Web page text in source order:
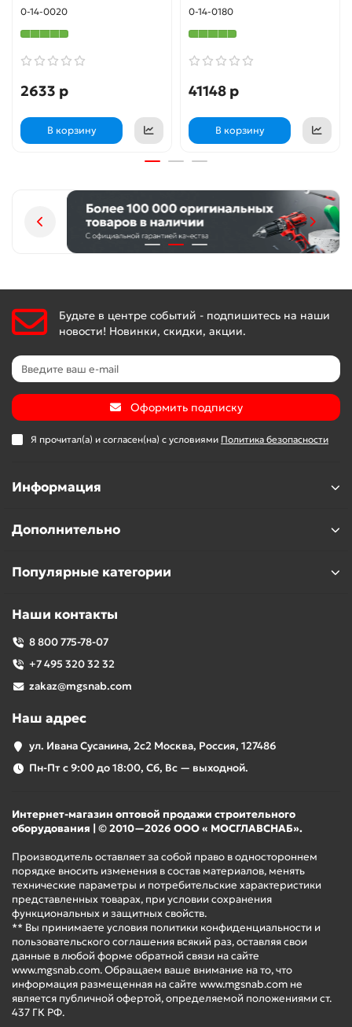
0-14-0020
2633 р
В корзину
0-14-0180
41148 р
В корзину
Будьте в центре событий - подпишитесь на наши
новости! Новинки, скидки, акции.
Оформить подписку
Я прочитал(а) и согласен(на) с условиями Политика безопасности
Информация
Дополнительно
Популярные категории
Наши контакты
8 800 775-78-07
+7 495 320 32 32
zakaz@mgsnab.com
Наш адрес
ул. Ивана Сусанина, 2с2 Москва, Россия, 127486
Пн-Пт с 9:00 до 18:00, Сб, Вс — выходной.
Интернет-магазин оптовой продажи строительного
оборудования | © 2010—2026 ООО « МОСГЛАВСНАБ».
Производитель оставляет за собой право в одностороннем
порядке вносить изменения в состав материалов, менять
технические параметры и потребительские характеристики
представленных товарах, при условии сохранения
функциональных и защитных свойств.
** Вы принимаете условия политики конфиденциальности и
пользовательского соглашения всякий раз, оставляя свои
данные в любой форме обратной связи на сайте
www.mgsnab.com. Обращаем ваше внимание на то, что
информация размещенная на сайте www.mgsnab.com не
является публичной офертой, определяемой положениями ст.
437 ГК РФ.